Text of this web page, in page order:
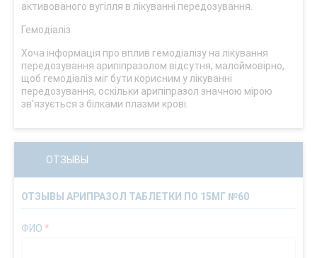
активованого вугілля в лікуванні передозування.
Гемодіаліз
Хоча інформація про вплив гемодіалізу на лікування
передозування арипіпразолом відсутня, малоймовірно,
щоб гемодіаліз міг бути корисним у лікуванні
передозування, оскільки арипіпразол значною мірою
зв'язується з білками плазми крові.
ОТЗЫВЫ
ОТЗЫВЫ АРИПРАЗОЛ ТАБЛЕТКИ ПО 15МГ №60
ФИО *